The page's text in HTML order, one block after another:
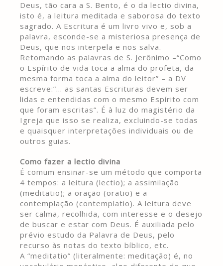
Deus, tão cara a S. Bento, é o da lectio divina,
isto é, a leitura meditada e saborosa do texto
sagrado. A Escritura é um livro vivo e, sob a
palavra, esconde-se a misteriosa presença de
Deus, que nos interpela e nos salva.
Retomando as palavras de S. Jerônimo –“Como
o Espírito de vida toca a alma do profeta, da
mesma forma toca a alma do leitor” – a DV
escreve:”… as santas Escrituras devem ser
lidas e entendidas com o mesmo Espírito com
que foram escritas”. É à luz do magistério da
Igreja que isso se realiza, excluindo-se todas
e quaisquer interpretações individuais ou de
outros guias.
Como fazer a lectio divina
É comum ensinar-se um método que comporta
4 tempos: a leitura (lectio); a assimilação
(meditatio); a oração (oratio) e a
contemplação (contemplatio). A leitura deve
ser calma, recolhida, com interesse e o desejo
de buscar e estar com Deus. É auxiliada pelo
prévio estudo da Palavra de Deus, pelo
recurso às notas do texto bíblico, etc.
A “meditatio” (literalmente: meditação) é, no